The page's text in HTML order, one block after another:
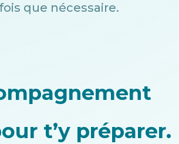
que nécessaire.
t’y préparer.